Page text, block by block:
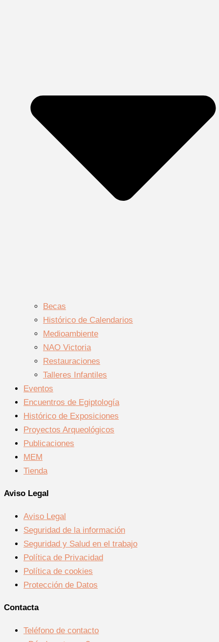
Becas
Histórico de Calendarios
Medioambiente
NAO Victoria
Restauraciones
Talleres Infantiles
Eventos
Encuentros de Egiptología
Histórico de Exposiciones
Proyectos Arqueológicos
Publicaciones
MEM
Tienda
Aviso Legal
Aviso Legal
Seguridad de la información
Seguridad y Salud en el trabajo
Política de Privacidad
Política de cookies
Protección de Datos
Contacta
Teléfono de contacto